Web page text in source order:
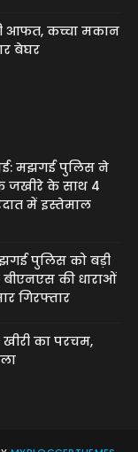
आफत, कच्चा मकान
बेघर
मझगई पुलिस ने
जखीरे के साथ 4
में इस्तेमाल
पुलिस को बड़ी
की धाराओं
गिरफ्तार
का परचम,